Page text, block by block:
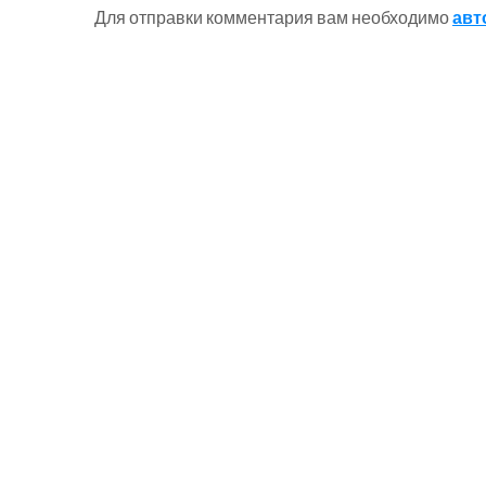
Для отправки комментария вам необходимо